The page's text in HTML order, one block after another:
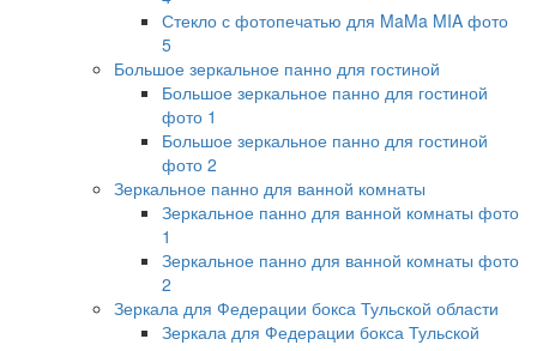
Стекло с фотопечатью для MaMa MIA фото
5
Большое зеркальное панно для гостиной
Большое зеркальное панно для гостиной
фото 1
Большое зеркальное панно для гостиной
фото 2
Зеркальное панно для ванной комнаты
Зеркальное панно для ванной комнаты фото
1
Зеркальное панно для ванной комнаты фото
2
Зеркала для Федерации бокса Тульской области
Зеркала для Федерации бокса Тульской